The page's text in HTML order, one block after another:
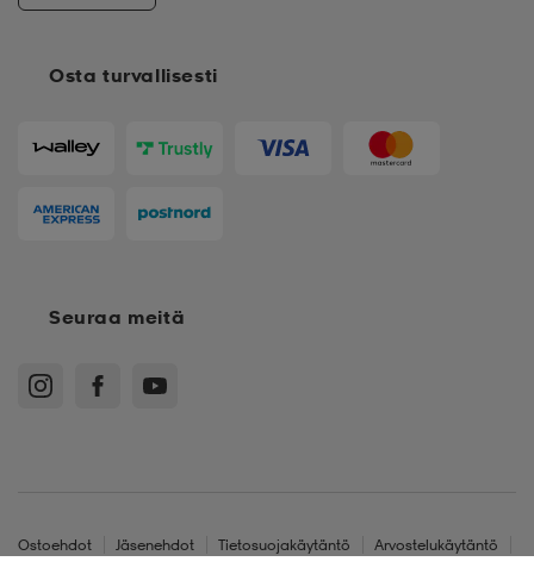
Osta turvallisesti
Seuraa meitä
Ostoehdot Jäsenehdot Tietosuojakäytäntö
Arvostelukäytäntö